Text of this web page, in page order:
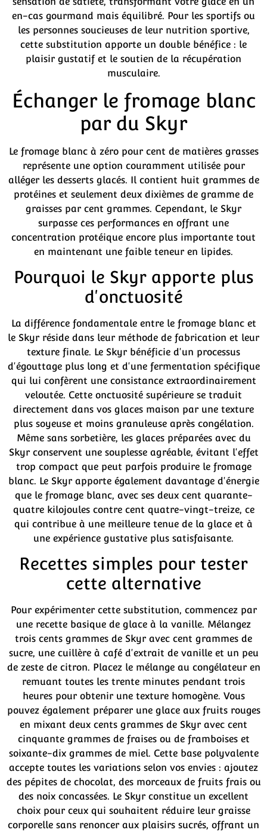
en-cas gourmand mais équilibré. Pour les sportifs ou
les personnes soucieuses de leur nutrition sportive,
cette substitution apporte un double bénéfice : le
plaisir gustatif et le soutien de la récupération
musculaire.
Échanger le fromage blanc
par du Skyr
Le fromage blanc à zéro pour cent de matières grasses
représente une option couramment utilisée pour
alléger les desserts glacés. Il contient huit grammes de
protéines et seulement deux dixièmes de gramme de
graisses par cent grammes. Cependant, le Skyr
surpasse ces performances en offrant une
concentration protéique encore plus importante tout
en maintenant une faible teneur en lipides.
Pourquoi le Skyr apporte plus
d'onctuosité
La différence fondamentale entre le fromage blanc et
le Skyr réside dans leur méthode de fabrication et leur
texture finale. Le Skyr bénéficie d'un processus
d'égouttage plus long et d'une fermentation spécifique
qui lui confèrent une consistance extraordinairement
veloutée. Cette onctuosité supérieure se traduit
directement dans vos glaces maison par une texture
plus soyeuse et moins granuleuse après congélation.
Même sans sorbetière, les glaces préparées avec du
Skyr conservent une souplesse agréable, évitant l'effet
trop compact que peut parfois produire le fromage
blanc. Le Skyr apporte également davantage d'énergie
que le fromage blanc, avec ses deux cent quarante-
quatre kilojoules contre cent quatre-vingt-treize, ce
qui contribue à une meilleure tenue de la glace et à
une expérience gustative plus satisfaisante.
Recettes simples pour tester
cette alternative
Pour expérimenter cette substitution, commencez par
une recette basique de glace à la vanille. Mélangez
trois cents grammes de Skyr avec cent grammes de
sucre, une cuillère à café d'extrait de vanille et un peu
de zeste de citron. Placez le mélange au congélateur en
remuant toutes les trente minutes pendant trois
heures pour obtenir une texture homogène. Vous
pouvez également préparer une glace aux fruits rouges
en mixant deux cents grammes de Skyr avec cent
cinquante grammes de fraises ou de framboises et
soixante-dix grammes de miel. Cette base polyvalente
accepte toutes les variations selon vos envies : ajoutez
des pépites de chocolat, des morceaux de fruits frais ou
des noix concassées. Le Skyr constitue un excellent
choix pour ceux qui souhaitent réduire leur graisse
corporelle sans renoncer aux plaisirs sucrés, offrant un